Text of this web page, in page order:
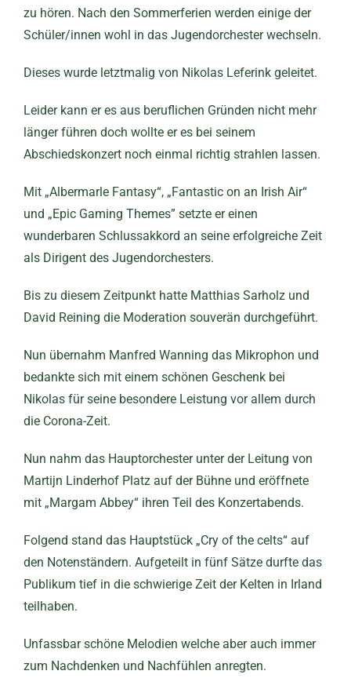
zu hören. Nach den Sommerferien werden einige der
Schüler/innen wohl in das Jugendorchester wechseln.
Dieses wurde letztmalig von Nikolas Leferink geleitet.
Leider kann er es aus beruflichen Gründen nicht mehr
länger führen doch wollte er es bei seinem
Abschiedskonzert noch einmal richtig strahlen lassen.
Mit „Albermarle Fantasy“, „Fantastic on an Irish Air“
und „Epic Gaming Themes” setzte er einen
wunderbaren Schlussakkord an seine erfolgreiche Zeit
als Dirigent des Jugendorchesters.
Bis zu diesem Zeitpunkt hatte Matthias Sarholz und
David Reining die Moderation souverän durchgeführt.
Nun übernahm Manfred Wanning das Mikrophon und
bedankte sich mit einem schönen Geschenk bei
Nikolas für seine besondere Leistung vor allem durch
die Corona-Zeit.
Nun nahm das Hauptorchester unter der Leitung von
Martijn Linderhof Platz auf der Bühne und eröffnete
mit „Margam Abbey“ ihren Teil des Konzertabends.
Folgend stand das Hauptstück „Cry of the celts“ auf
den Notenständern. Aufgeteilt in fünf Sätze durfte das
Publikum tief in die schwierige Zeit der Kelten in Irland
teilhaben.
Unfassbar schöne Melodien welche aber auch immer
zum Nachdenken und Nachfühlen anregten.